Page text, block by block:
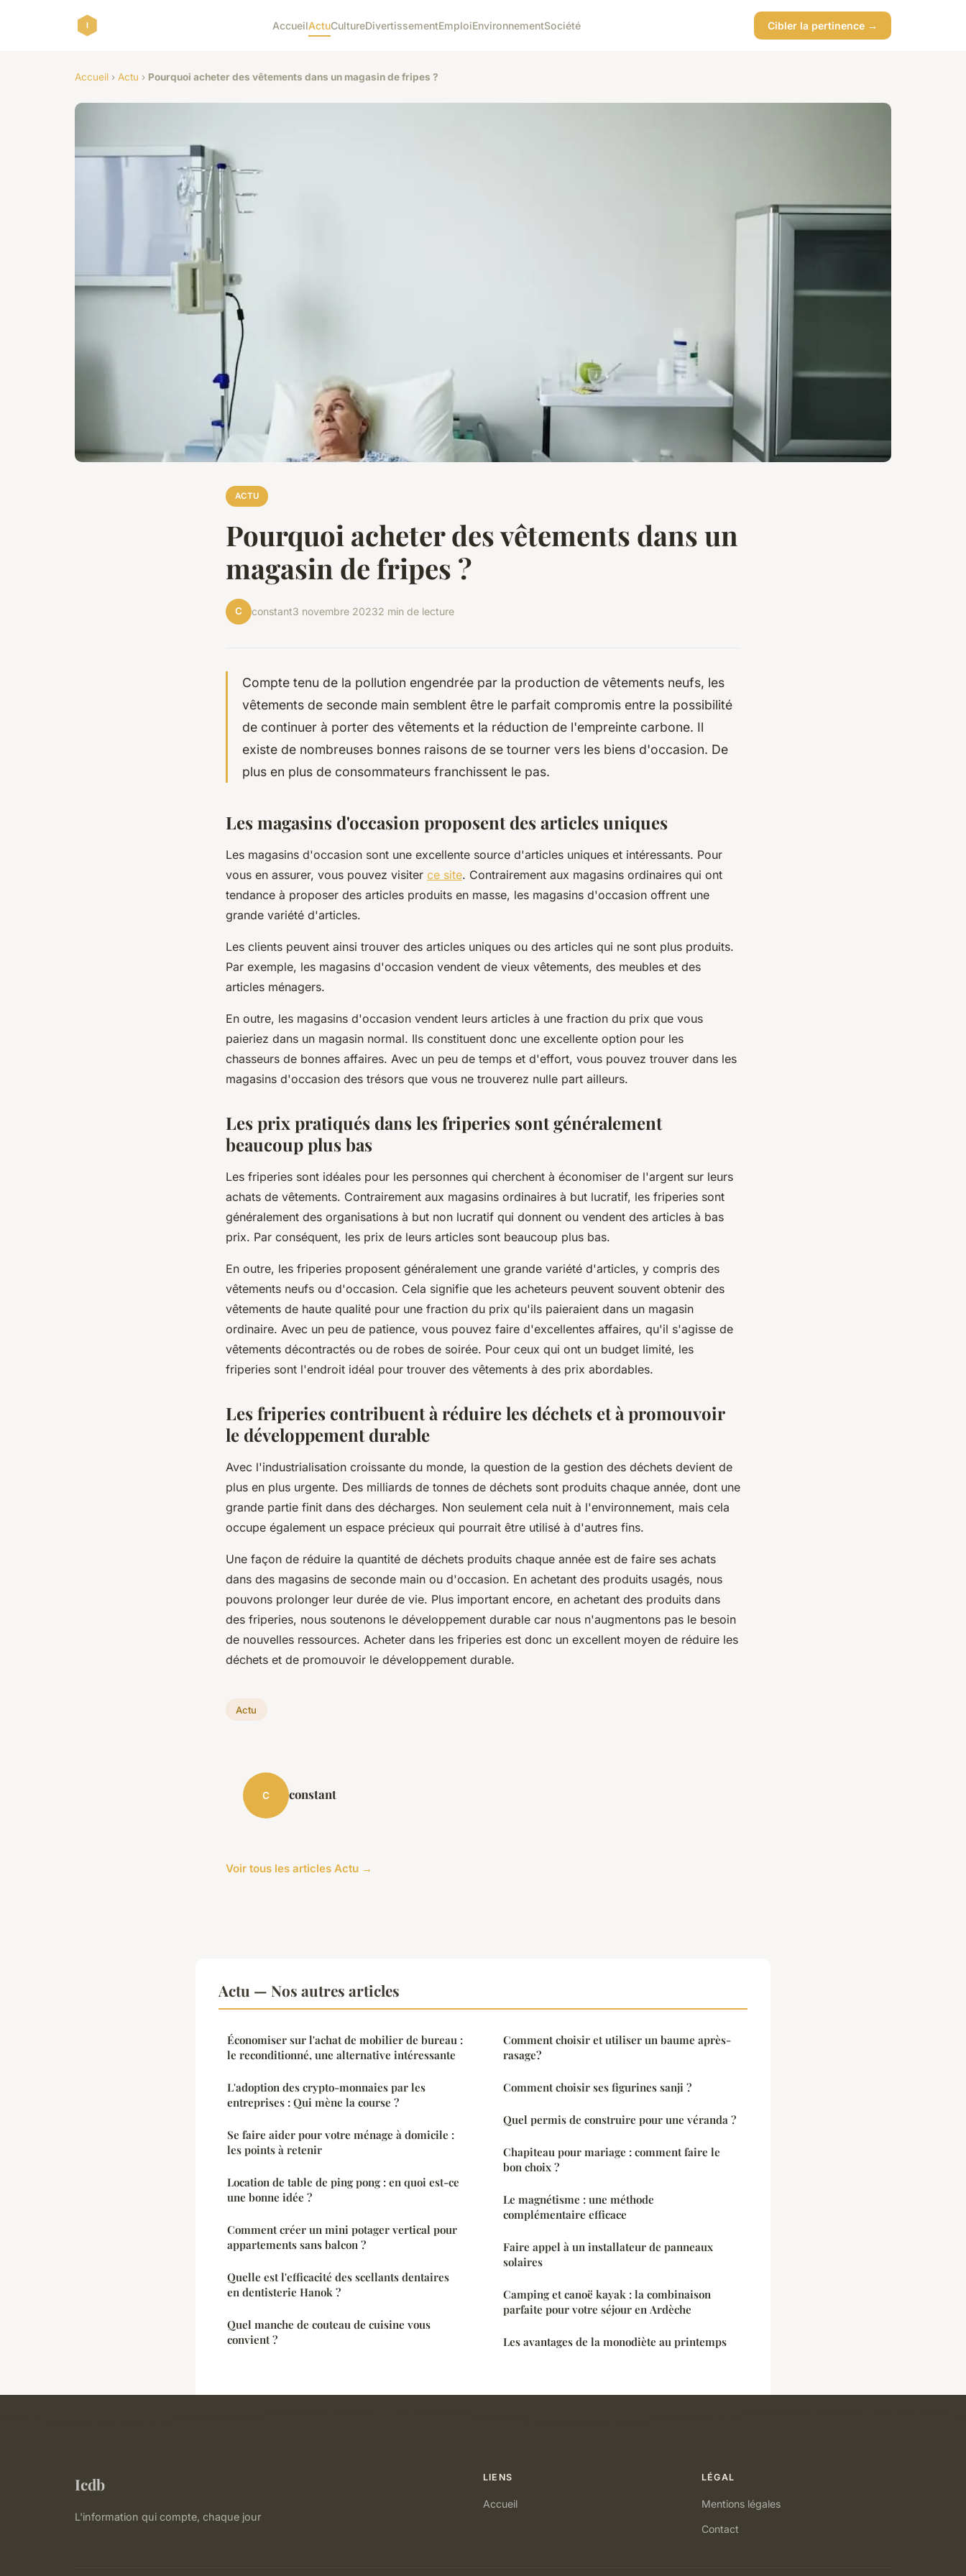
AccueilActuCultureDivertissementEmploiEnvironnementSociété Cibler la pertinence →
Accueil › Actu › Pourquoi acheter des vêtements dans un magasin de fripes ?
ACTU
Pourquoi acheter des vêtements dans un
magasin de fripes ?
C constant3 novembre 20232 min de lecture
Compte tenu de la pollution engendrée par la production de vêtements neufs, les
vêtements de seconde main semblent être le parfait compromis entre la possibilité
de continuer à porter des vêtements et la réduction de l'empreinte carbone. Il
existe de nombreuses bonnes raisons de se tourner vers les biens d'occasion. De
plus en plus de consommateurs franchissent le pas.
Les magasins d'occasion proposent des articles uniques
Les magasins d'occasion sont une excellente source d'articles uniques et intéressants. Pour
vous en assurer, vous pouvez visiter ce site. Contrairement aux magasins ordinaires qui ont
tendance à proposer des articles produits en masse, les magasins d'occasion offrent une
grande variété d'articles.
Les clients peuvent ainsi trouver des articles uniques ou des articles qui ne sont plus produits.
Par exemple, les magasins d'occasion vendent de vieux vêtements, des meubles et des
articles ménagers.
En outre, les magasins d'occasion vendent leurs articles à une fraction du prix que vous
paieriez dans un magasin normal. Ils constituent donc une excellente option pour les
chasseurs de bonnes affaires. Avec un peu de temps et d'effort, vous pouvez trouver dans les
magasins d'occasion des trésors que vous ne trouverez nulle part ailleurs.
Les prix pratiqués dans les friperies sont généralement
beaucoup plus bas
Les friperies sont idéales pour les personnes qui cherchent à économiser de l'argent sur leurs
achats de vêtements. Contrairement aux magasins ordinaires à but lucratif, les friperies sont
généralement des organisations à but non lucratif qui donnent ou vendent des articles à bas
prix. Par conséquent, les prix de leurs articles sont beaucoup plus bas.
En outre, les friperies proposent généralement une grande variété d'articles, y compris des
vêtements neufs ou d'occasion. Cela signifie que les acheteurs peuvent souvent obtenir des
vêtements de haute qualité pour une fraction du prix qu'ils paieraient dans un magasin
ordinaire. Avec un peu de patience, vous pouvez faire d'excellentes affaires, qu'il s'agisse de
vêtements décontractés ou de robes de soirée. Pour ceux qui ont un budget limité, les
friperies sont l'endroit idéal pour trouver des vêtements à des prix abordables.
Les friperies contribuent à réduire les déchets et à promouvoir
le développement durable
Avec l'industrialisation croissante du monde, la question de la gestion des déchets devient de
plus en plus urgente. Des milliards de tonnes de déchets sont produits chaque année, dont une
grande partie finit dans des décharges. Non seulement cela nuit à l'environnement, mais cela
occupe également un espace précieux qui pourrait être utilisé à d'autres fins.
Une façon de réduire la quantité de déchets produits chaque année est de faire ses achats
dans des magasins de seconde main ou d'occasion. En achetant des produits usagés, nous
pouvons prolonger leur durée de vie. Plus important encore, en achetant des produits dans
des friperies, nous soutenons le développement durable car nous n'augmentons pas le besoin
de nouvelles ressources. Acheter dans les friperies est donc un excellent moyen de réduire les
déchets et de promouvoir le développement durable.
Actu
C constant
Voir tous les articles Actu →
Actu — Nos autres articles
Économiser sur l'achat de mobilier de bureau :
le reconditionné, une alternative intéressante
L'adoption des crypto-monnaies par les
entreprises : Qui mène la course ?
Se faire aider pour votre ménage à domicile :
les points à retenir
Location de table de ping pong : en quoi est-ce
une bonne idée ?
Comment créer un mini potager vertical pour
appartements sans balcon ?
Quelle est l'efficacité des scellants dentaires
en dentisterie Hanok ?
Quel manche de couteau de cuisine vous
convient ?
Comment choisir et utiliser un baume après-
rasage?
Comment choisir ses figurines sanji ?
Quel permis de construire pour une véranda ?
Chapiteau pour mariage : comment faire le
bon choix ?
Le magnétisme : une méthode
complémentaire efficace
Faire appel à un installateur de panneaux
solaires
Camping et canoë kayak : la combinaison
parfaite pour votre séjour en Ardèche
Les avantages de la monodiète au printemps
Icdb
L'information qui compte, chaque jour
LIENS
Accueil
LÉGAL
Mentions légales
Contact